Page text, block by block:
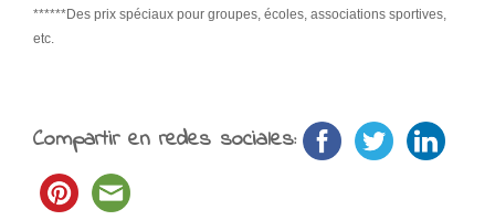
******Des prix spéciaux pour groupes, écoles, associations sportives,
etc.
Compartir en redes sociales: